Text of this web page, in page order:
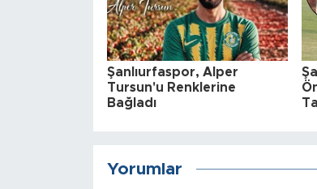
Şanlıurfaspor, Alper
Tursun'u Renklerine
Bağladı
Yorumlar